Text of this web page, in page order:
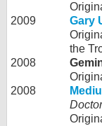
2009
Gary
the
2008
2008
Doctor